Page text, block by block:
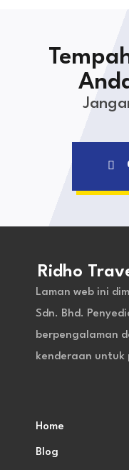
Ridho
Laman web ini
Sdn. Bhd.
berpengalaman
kenderaan untuk
Home
Blog